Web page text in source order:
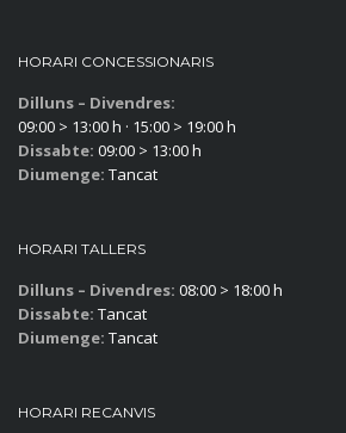
HORARI CONCESSIONARIS
Dilluns – Divendres:
09:00 > 13:00 h · 15:00 > 19:00 h
Dissabte: 09:00 > 13:00 h
Diumenge: Tancat
HORARI TALLERS
Dilluns – Divendres: 08:00 > 18:00 h
Dissabte: Tancat
Diumenge: Tancat
HORARI RECANVIS